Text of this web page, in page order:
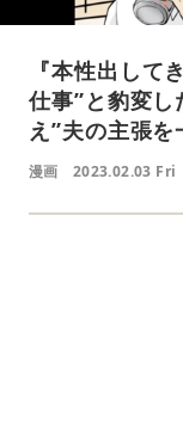
『本性出して
仕事”と豹変
え”夫の主張を
漫画 2023.02.03 Fri